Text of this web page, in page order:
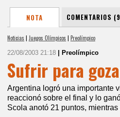
NOTA COMENTARIOS
Noticias | Juegos Olímpicos | Preolímpico
22/08/2003 21:18 | Preolímpico
Sufrir para
Argentina logró una importante
reaccionó sobre el final y lo
Scola anotó 21 puntos,